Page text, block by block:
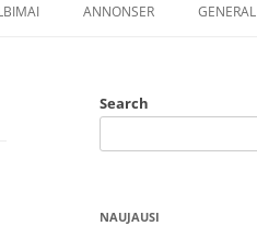
ANNONSER GENERAL
Search
NAUJAUSI